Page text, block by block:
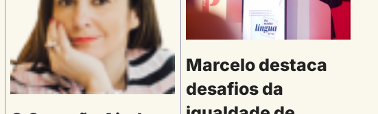
Marcelo destaca
desafios da